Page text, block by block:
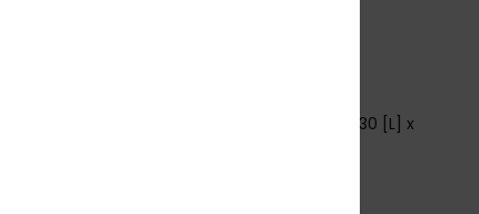
16,14″ [H] x 11,8″ [L] x 5,5″ [P] / 41 [H] x 30 [L] x